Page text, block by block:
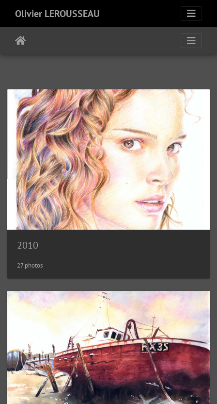
Olivier LEROUSSEAU
2010
27 photos